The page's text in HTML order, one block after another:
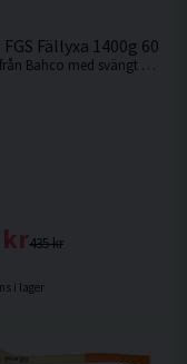
FGS Fällyxa 1400g
Fällyxa från Bahco med svängt skaft i askträ med tunnt skäregg.
435 kr
kr
i lager